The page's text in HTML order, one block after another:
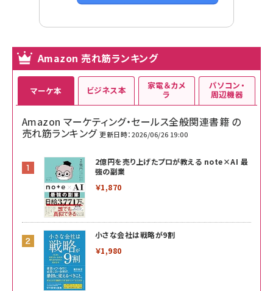
Amazon 売れ筋ランキング
マーケ本
Amazon マーケティング・セールス全般関連書籍 の
売れ筋ランキング 更新日時：2026/06/26 19:00
2億円を売り上げたプロが教える note×AI 最
強の副業
￥1,870
小さな会社は戦略が9割
￥1,980
ビジネス本 家電＆カメ
ラ
パソコン・
周辺機器